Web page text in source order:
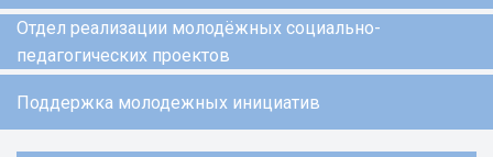
Отдел реализации молодёжных социально-
педагогических проектов
Поддержка молодежных инициатив